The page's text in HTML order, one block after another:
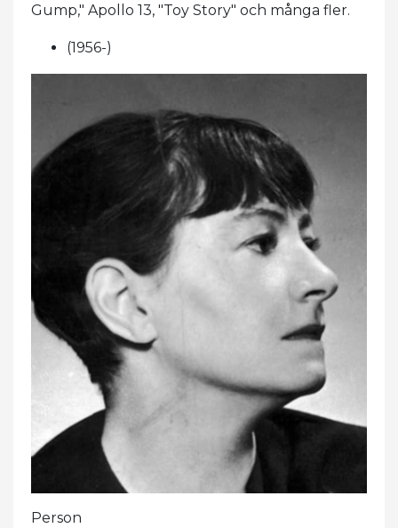
Gump," Apollo 13, "Toy Story" och många fler.
(1956-)
Person